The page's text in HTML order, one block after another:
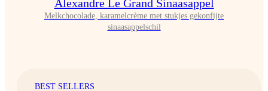
Alexandre Le Grand Sinaasappel
Melkchocolade, karamelcrème met stukjes gekonfijte
sinaasappelschil
BEST SELLERS